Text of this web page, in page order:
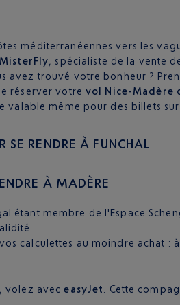
méditerranéennes vers les
MisterFly, spécialiste de la vente
avez trouvé votre bonheur ?
réserver votre vol Nice-Madère
valable même pour des billets sur
SE RENDRE À FUNCHAL
À MADÈRE
étant membre de l'Espace
calculettes au moindre achat
, volez aveceasyJet . Cette